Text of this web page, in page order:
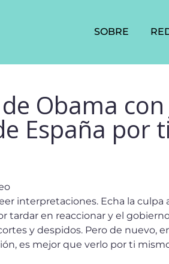
SOBRE
Obama
España por
interpretaciones. Echa la culpa
tardar en reaccionar y el
y despidos. Pero de nuevo,
es mejor que verlo por ti